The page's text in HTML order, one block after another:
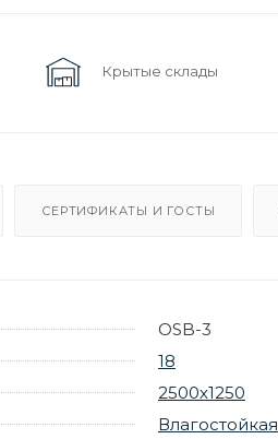
Крытые склады
СЕРТИФИКАТЫ И ГОСТЫ
OSB-3
18
2500х1250
Влагостойкая